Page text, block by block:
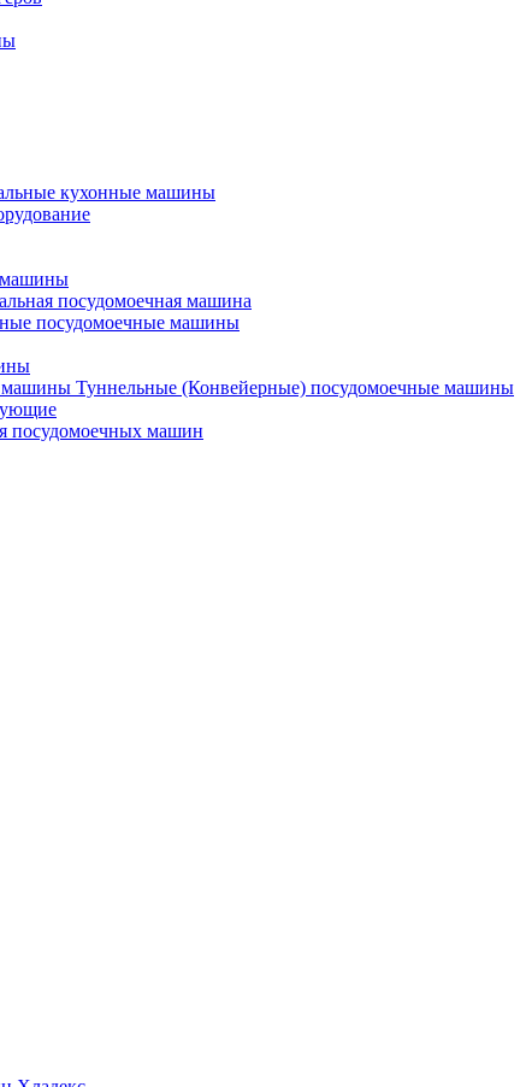
кухонные машины
машины
посудомоечная машина
посудомоечные машины
Туннельные (Конвейерные) посудомоечные машины
посудомоечных машин